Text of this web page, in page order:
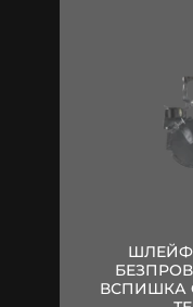
ШЛЕЙФ
ВСПИШКА